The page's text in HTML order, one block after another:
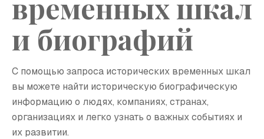
временных шкал
и биографий
С помощью запроса исторических временных шкал
вы можете найти историческую биографическую
информацию о людях, компаниях, странах,
организациях и легко узнать о важных событиях и
их развитии.